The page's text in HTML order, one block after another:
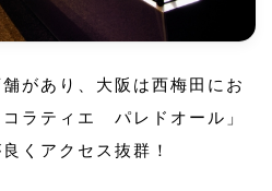
があり、大阪は西梅田にお
ラティエ パレドオール」
くアクセス抜群！